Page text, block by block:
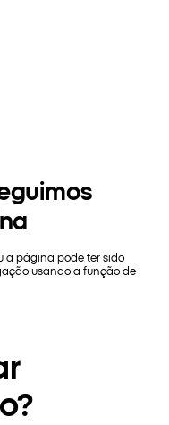
a página pode ter sido
usando a função de